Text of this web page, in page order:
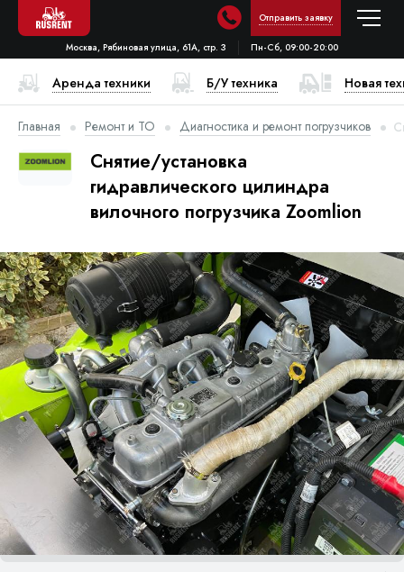
Отправить заявку
Москва, Рябиновая улица, 61А, стр. 3 Пн-Сб, 09:00-20:00
Аренда техники Б/У техника Новая
Главная Ремонт и ТО Диагностика и ремонт погрузчиков
Снятие/установка
гидравлического цилиндра
вилочного погрузчика Zoomlion